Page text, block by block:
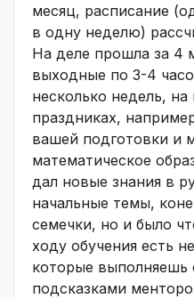
месяц, расписание
в одну неделю)
На деле прошла за 4
выходные по 3-4
несколько недель,
праздниках,
вашей подготовки и
математическое
дал новые знания в
начальные темы,
семечки, но и было
ходу обучения есть
которые выполняешь
подсказками